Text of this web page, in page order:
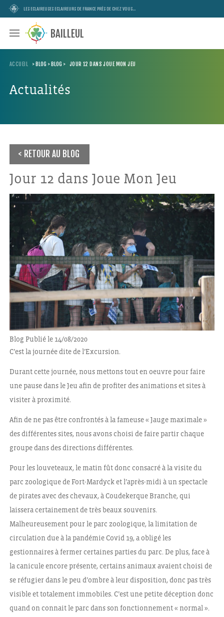
LES ECLAIREUSES ECLAIREURS DE FRANCE PRÈS DE CHEZ VOUS...
BAILLEUL
ACCUEIL > BLOG > BLOG > JOUR 12 DANS JOUE MON JEU
Actualités
RETOUR AU BLOG
Jour 12 dans Joue Mon Jeu
Blog Publié le 14/08/2020
C’est la journée dite de l’Excursion.
Durant cette journée, nous mettons tout en oeuvre pour faire
une pause dans le Jeu afin de profiter des animations et sites à
visiter à proximité.
Afin de ne pas être confrontés à la fameuse « Jauge maximale »
des différentes sites, nous avons choisi de faire partir chaque
groupe dans des directions différentes.
Pour les louveteaux, le matin fût donc consacré à la visite du
parc zoologique de Fort-Mardyck et l’après-midi à un spectacle
de pirates avec des chevaux, à Coudekerque Branche, qui
laissera certainement de très beaux souvenirs.
Malheureusement pour le parc zoologique, la limitation de
circulation due à la pandémie Covid 19, a obligé les
gestionnaires à fermer certaines parties du parc. De plus, face à
la canicule encore présente, certains animaux avaient choisi de
se réfugier dans le peu d’ombre à leur disposition, donc pas très
visible et totalement immobiles. C’est une petite déception donc
quand on connait le parc dans son fonctionnement « normal ».